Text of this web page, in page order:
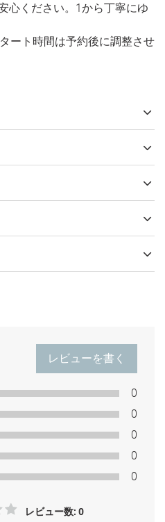
心ください。1から丁寧にゆ
ート時間は予約後に調整させ
レビューを書く
0
0
0
0
0
レビュー数: 0